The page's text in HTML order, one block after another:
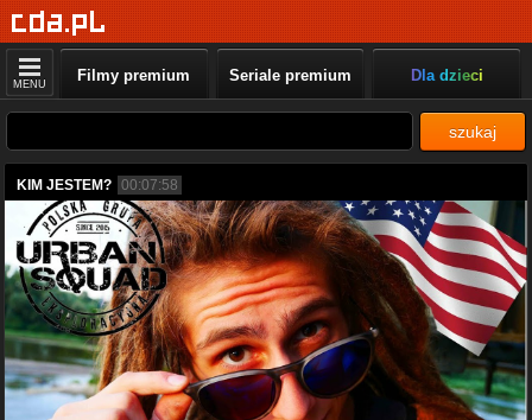
MENU Filmy premium Seriale premium Dla dzieci
szukaj
KIM JESTEM? 00:07:58